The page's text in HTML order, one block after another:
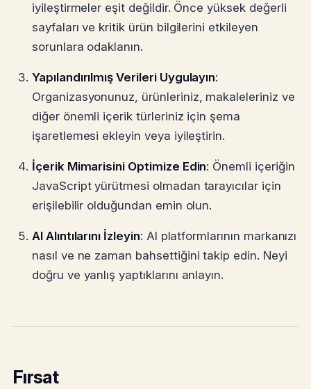
iyileştirmeler eşit değildir. Önce yüksek değerli
sayfaları ve kritik ürün bilgilerini etkileyen
sorunlara odaklanın.
Yapılandırılmış Verileri Uygulayın:
Organizasyonunuz, ürünleriniz, makaleleriniz ve
diğer önemli içerik türleriniz için şema
işaretlemesi ekleyin veya iyileştirin.
İçerik Mimarisini Optimize Edin: Önemli içeriğin
JavaScript yürütmesi olmadan tarayıcılar için
erişilebilir olduğundan emin olun.
AI Alıntılarını İzleyin: AI platformlarının markanızı
nasıl ve ne zaman bahsettiğini takip edin. Neyi
doğru ve yanlış yaptıklarını anlayın.
Fırsat